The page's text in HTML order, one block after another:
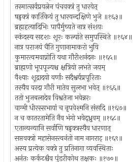
तस्मात्सर्वप्रयत्नेन पंचवक्त्रं तु धारयेत्
षड्वक्त्रं कार्तिकेयं तु धारयन्दक्षिणे भुजे ॥१६३॥
ब्रह्महत्यादिभिः पापैर्मुच्यते नात्र संशयः
स्कंदस्य सदृशः शूरः कल्पांते समुपस्थिते ॥१६४॥
नात्र पराजयं चैति गुणानामाकरो भुवि
कुमारत्वमवाप्नोति यथा गौरीशनंदनः ॥१६५॥
ब्राह्मणो भूपपूज्यश्च क्षत्रियो लभते जयम्
वैश्याः शूद्रादयो वर्णाः सदैश्वर्यप्रपूरिताः
तस्यैव वरदा गौरी मातेव सुलभा भवेत् ॥१६६॥
ततो भुजबलादेव विश्वतेजा भवेन्नरः
वाग्मी धीरस्सभायां च नृपवेश्मनि संसदि ॥१६७॥
न च कातरतामेति नैव भंगो भवेद्ध्रुवम् ॥१६८॥
एतान्यन्यानि सर्वाणि षड्वक्त्रस्यैव धारणात्
सप्तवक्त्रो महासेनस्त्वनंतो नाम नागराट् ॥१६९॥
अस्य प्रत्येक वक्त्रे तु प्रतिनागा व्यवस्थिताः
अनंतः कर्कटश्चैव पुंडरीकोथ तक्षकः ॥१७०॥